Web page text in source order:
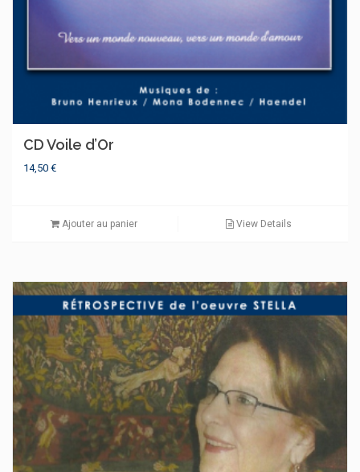
CD Voile d’Or
14,50 €
Ajouter au panier View Details